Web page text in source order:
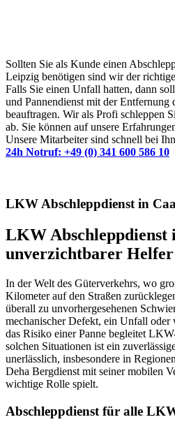
Sollten Sie als Kunde einen
Leipzig benötigen sind wir der
Falls Sie einen Unfall hatten, dann
und Pannendienst mit der Entfernung
beauftragen. Wir als Profi schleppen
ab. Sie können auf unsere
Unsere Mitarbeiter sind schnell bei
24h Notruf: +49 (0) 341 600 586 10
LKW Abschleppdienst in
LKW Abschleppdienst
unverzichtbarer
In der Welt des Güterverkehrs, wo
Kilometer auf den Straßen
überall zu unvorhergesehenen
mechanischer Defekt, ein Unfall
das Risiko einer Panne begleitet
solchen Situationen ist ein
unerlässlich, insbesondere in
Deha Bergdienst mit seiner mobilen
wichtige Rolle spielt.
Abschleppdienst für alle